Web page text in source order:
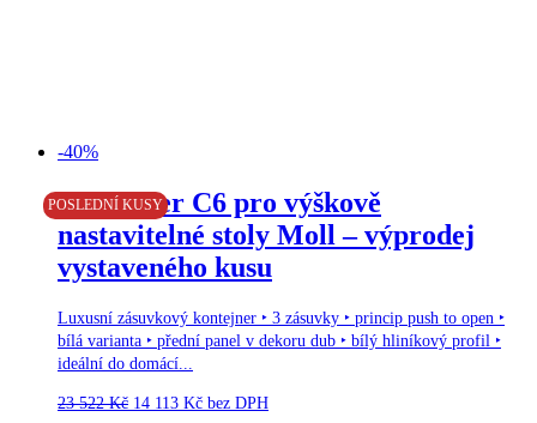
-40%
POSLEDNÍ KUSY
Kontejner C6 pro výškově
nastavitelné stoly Moll – výprodej
vystaveného kusu
Luxusní zásuvkový kontejner ‣ 3 zásuvky ‣ princip push to open ‣
bílá varianta ‣ přední panel v dekoru dub ‣ bílý hliníkový profil ‣
ideální do domácí...
23 522Kč 14 113 Kč bez DPH